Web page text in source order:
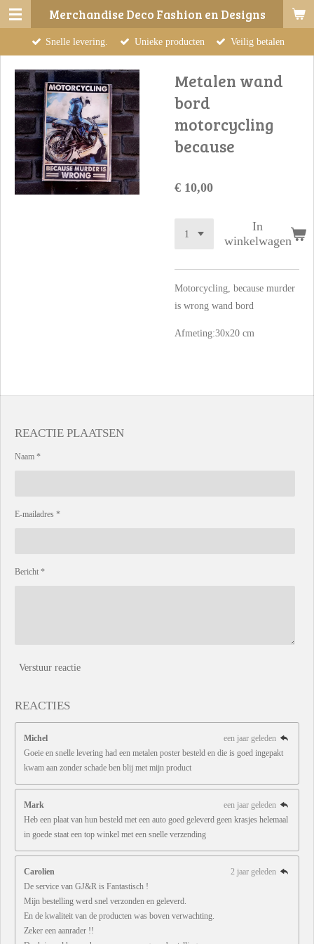
Ga
de
hoofdinhoud
Merchandise Deco Fashion en Designs
Snelle levering. Unieke producten Veilig betalen
Metalen wand
bord
motorcycling
because
€ 10,00
In
winkelwagen
Motorcycling, because murder
is wrong wand bord
Afmeting:30x20 cm
REACTIE PLAATSEN
Naam *
E-mailadres *
Bericht *
Verstuur reactie
REACTIES
Michel
een jaar geleden
Goeie en snelle levering had een metalen poster besteld en die is goed ingepakt
kwam aan zonder schade ben blij met mijn product
Mark
een jaar geleden
Heb een plaat van hun besteld met een auto goed geleverd geen krasjes helemaal
in goede staat een top winkel met een snelle verzending
Carolien
2 jaar geleden
De service van GJ&R is Fantastisch !
Mijn bestelling werd snel verzonden en geleverd.
En de kwaliteit van de producten was boven verwachting.
Zeker een aanrader !!